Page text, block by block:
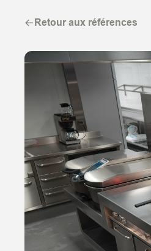
Retour aux références